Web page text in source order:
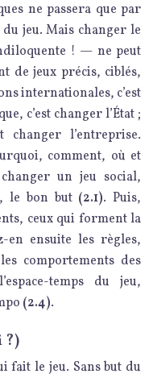
ne passera que par
jeu. Mais changer le
! — ne peut
de jeux précis, ciblés,
internationales, c’est
c’est changer l’État ;
changer l’entreprise.
comment, où et
un jeu social,
le bon but (2.1). Puis,
ceux qui forment la
en ensuite les règles,
comportements des
temps du jeu,
(2.4).
?)
fait le jeu. Sans but du